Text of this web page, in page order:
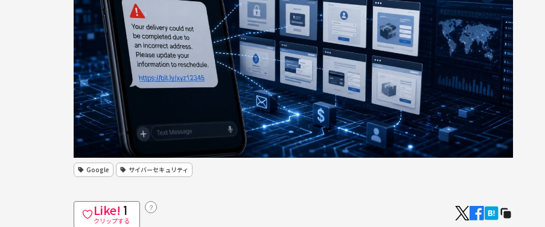
Google サイバーセキュリティ
Like! 1
クリップする
？